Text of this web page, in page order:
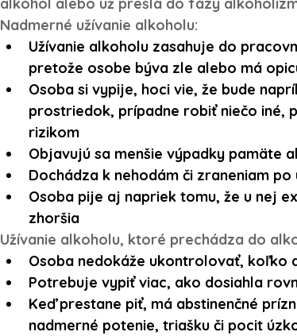
Nadmerné užívanie alkoholu:
Užívanie alkoholu zasahuje do
pretože osobe býva zle alebo má
Osoba si vypije, hoci vie, že bude
prostriedok, prípadne robiť niečo iné,
rizikom
Objavujú sa menšie výpadky pamäte
Dochádza k nehodám či zraneniam
Osoba pije aj napriek tomu, že u nej
zhoršia
Užívanie alkoholu, ktoré prechádza do
Osoba nedokáže ukontrolovať, koľko
Potrebuje vypiť viac, ako dosiahla
Keď prestane piť, má abstinenčné
nadmerné potenie, triašku či pocit